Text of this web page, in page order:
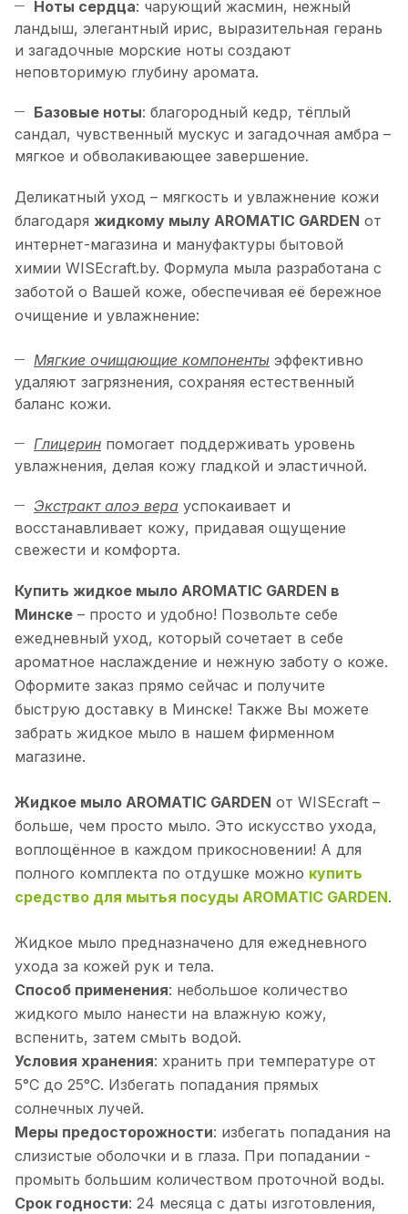
Ноты сердца: чарующий жасмин, нежный
ландыш, элегантный ирис, выразительная герань
и загадочные морские ноты создают
неповторимую глубину аромата.
Базовые ноты: благородный кедр, тёплый
сандал, чувственный мускус и загадочная амбра –
мягкое и обволакивающее завершение.
Деликатный уход – мягкость и увлажнение кожи
благодаря жидкому мылу AROMATIC GARDEN от
интернет-магазина и мануфактуры бытовой
химии WISEcraft.by. Формула мыла разработана с
заботой о Вашей коже, обеспечивая её бережное
очищение и увлажнение:
Мягкие очищающие компоненты эффективно
удаляют загрязнения, сохраняя естественный
баланс кожи.
Глицерин помогает поддерживать уровень
увлажнения, делая кожу гладкой и эластичной.
Экстракт алоэ вера успокаивает и
восстанавливает кожу, придавая ощущение
свежести и комфорта.
Купить жидкое мыло AROMATIC GARDEN в
Минске – просто и удобно! Позвольте себе
ежедневный уход, который сочетает в себе
ароматное наслаждение и нежную заботу о коже.
Оформите заказ прямо сейчас и получите
быструю доставку в Минске! Также Вы можете
забрать жидкое мыло в нашем фирменном
магазине.
Жидкое мыло AROMATIC GARDEN от WISEcraft –
больше, чем просто мыло. Это искусство ухода,
воплощённое в каждом прикосновении! А для
полного комплекта по отдушке можно купить
средство для мытья посуды AROMATIC GARDEN.
Жидкое мыло предназначено для ежедневного
ухода за кожей рук и тела.
Способ применения: небольшое количество
жидкого мыло нанести на влажную кожу,
вспенить, затем смыть водой.
Условия хранения: хранить при температуре от
5°С до 25°С. Избегать попадания прямых
солнечных лучей.
Меры предосторожности: избегать попадания на
слизистые оболочки и в глаза. При попадании -
промыть большим количеством проточной воды.
Срок годности: 24 месяца с даты изготовления,